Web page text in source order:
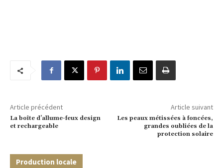
Article précédent
La boîte d’allume-feux design
et rechargeable
Article suivant
Les peaux métissées à foncées,
grandes oubliées de la
protection solaire
Production locale